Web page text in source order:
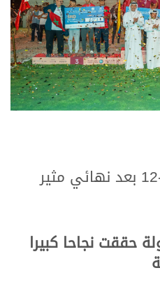
منتخبنا هزم العراق 15-12 بعد نهائي مثير
حققت نجاحا كبيرا